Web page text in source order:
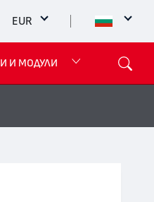
EUR
И МОДУЛИ